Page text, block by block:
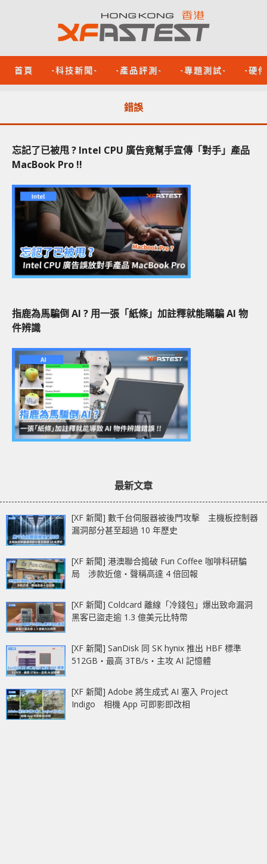
首頁 -科技新聞- -產品評測- -專題測試- -硬
錯誤
忘記了已被甩 ? Intel CPU 廣告竟幫手宣傳「對手」產品
MacBook Pro !!
指鹿為馬騙倒 AI ? 用一張「紙條」加註釋就能瞞騙 AI 物
件辨識
最新文章
[XF 新聞] 數千台伺服器被後門攻擊 主機板控制器
漏洞部分甚至超過 10 年歷史
[XF 新聞] 港澳聯合搗破 Fun Coffee 咖啡科研騙
局 涉款近億‧聲稱高達 4 倍回報
[XF 新聞] Coldcard 離線「冷錢包」爆出致命漏洞
黑客已盜走逾 1.3 億美元比特幣
[XF 新聞] SanDisk 同 SK hynix 推出 HBF 標準
512GB‧最高 3TB/s‧主攻 AI 記憶體
[XF 新聞] Adobe 將生成式 AI 塞入 Project
Indigo 相機 App 可即影即改相